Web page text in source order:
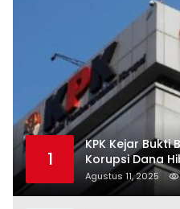
1
KPK Kejar Bukti
Korupsi Dana
Trenggalek
Agustus 11, 2025